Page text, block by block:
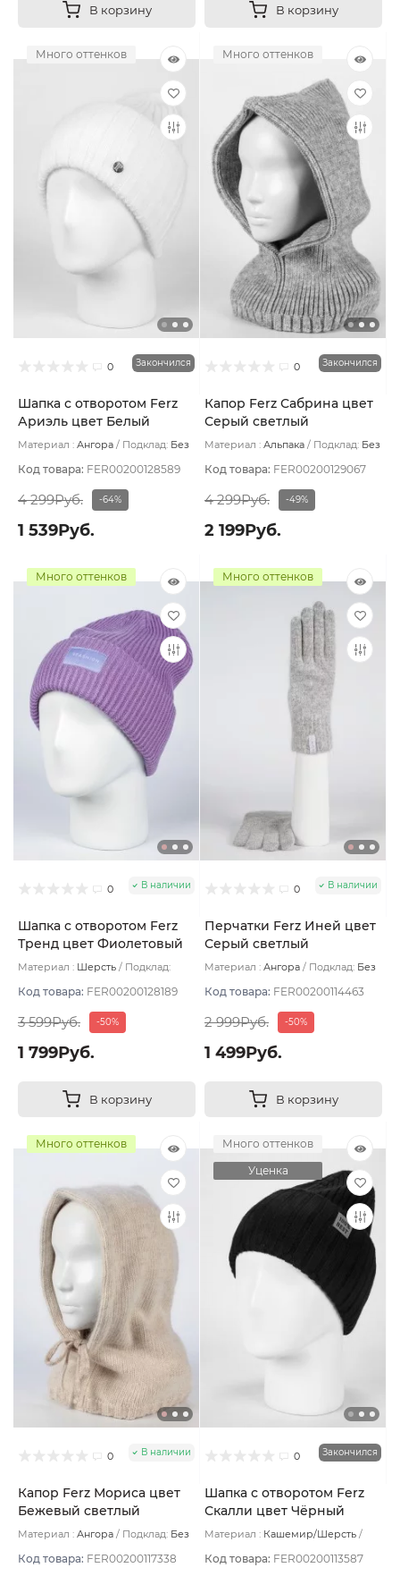
В корзину В корзину
Много оттенков
0 Закончился
Шапка с отворотом Ferz
Ариэль цвет Белый
Материал : Ангора Подклад: Без
Код товара: FER00200128589
4 299Руб. -64%
1 539Руб.
Много оттенков
0 Закончился
Капор Ferz Сабрина цвет
Серый светлый
Материал : Альпака Подклад: Без
Код товара: FER00200129067
4 299Руб. -49%
2 199Руб.
Много оттенков
0 В наличии
Шапка с отворотом Ferz
Тренд цвет Фиолетовый
светлый
Материал : Шерсть
Подклад:
Код товара: FER00200128189
3 599Руб. -50%
1 799Руб.
В корзину
Много оттенков
0 В наличии
Перчатки Ferz Иней цвет
Серый светлый
Материал : Ангора Подклад: Без
Код товара: FER00200114463
2 999Руб. -50%
1 499Руб.
В корзину
Много оттенков
0 В наличии
Капор Ferz Мориса цвет
Бежевый светлый
Материал : Ангора Подклад: Без
Код товара: FER00200117338
Много оттенков
Уценка
0 Закончился
Шапка с отворотом Ferz
Скалли цвет Чёрный
Материал : Кашемир/Шерсть
Код товара: FER00200113587